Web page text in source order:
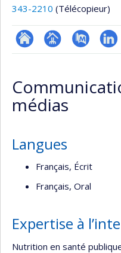
343-2210 (Télécopieur)
ResearchGate
Page PubMed
médias
Langues
Français, Écrit
Français, Oral
Expertise à
Nutrition en santé